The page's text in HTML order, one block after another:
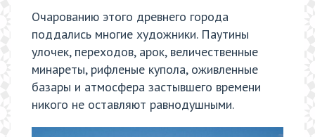
Очарованию этого древнего города
поддались многие художники. Паутины
улочек, переходов, арок, величественные
минареты, рифленые купола, оживленные
базары и атмосфера застывшего времени
никого не оставляют равнодушными.